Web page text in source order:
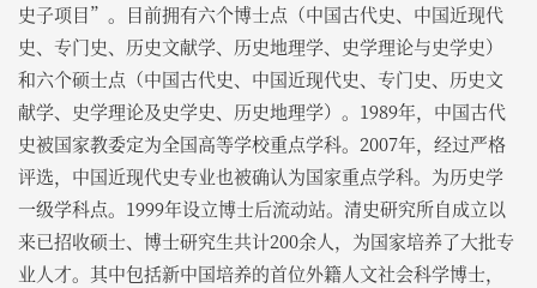
史子项目”。目前拥有六个博士点（中国古代史、中国近现代
史、专门史、历史文献学、历史地理学、史学理论与史学史）
和六个硕士点（中国古代史、中国近现代史、专门史、历史文
献学、史学理论及史学史、历史地理学）。1989年，中国古代
史被国家教委定为全国高等学校重点学科。2007年，经过严格
评选，中国近现代史专业也被确认为国家重点学科。为历史学
一级学科点。1999年设立博士后流动站。清史研究所自成立以
来已招收硕士、博士研究生共计200余人，为国家培养了大批专
业人才。其中包括新中国培养的首位外籍人文社会科学博士，